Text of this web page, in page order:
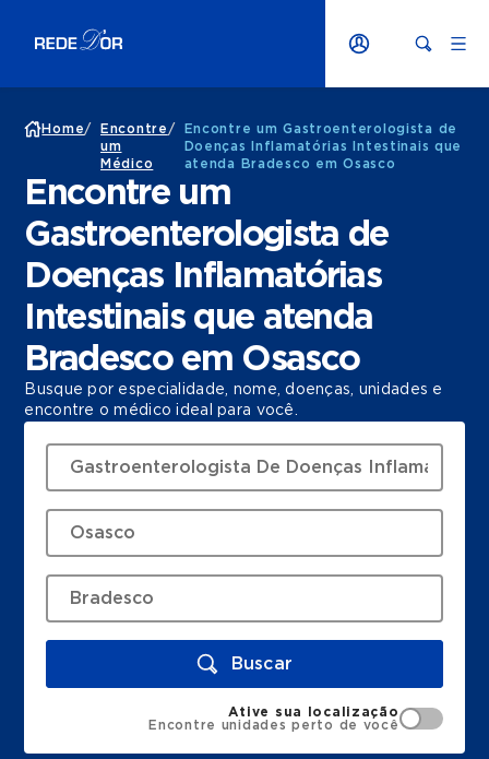
Home/
Encontre
um
Médico
/
Encontre um Gastroenterologista de
Doenças Inflamatórias Intestinais que
atenda Bradesco em Osasco
Encontre um
Gastroenterologista de
Doenças Inflamatórias
Intestinais que atenda
Bradesco em Osasco
Busque por especialidade, nome, doenças, unidades e
encontre o médico ideal para você.
Buscar
Ative sua localização
Encontre unidades perto de você